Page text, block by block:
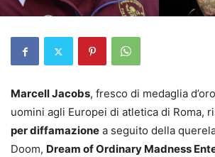
Marcell Jacobs, fresco di medaglia
uomini agli Europei di atletica di Roma,
per diffamazione a seguito della
Doom, Dream of Ordinary Madness